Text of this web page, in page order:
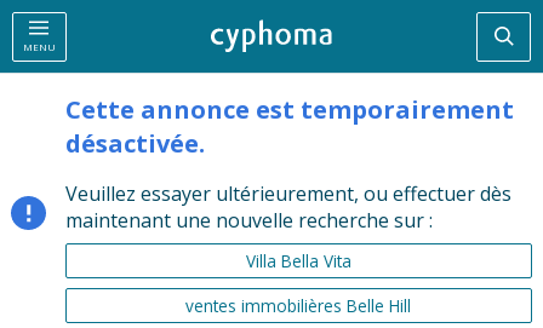
MENU
Cette annonce est temporairement
désactivée.
Veuillez essayer ultérieurement, ou effectuer dès
maintenant une nouvelle recherche sur :
Villa Bella Vita
ventes immobilières Belle Hill